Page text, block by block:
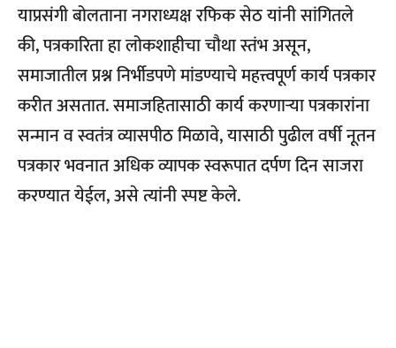
याप्रसंगी बोलताना नगराध्यक्ष रफिक सेठ यांनी सांगितले
की, पत्रकारिता हा लोकशाहीचा चौथा स्तंभ असून,
समाजातील प्रश्न निर्भीडपणे मांडण्याचे महत्त्वपूर्ण कार्य पत्रकार
करीत असतात. समाजहितासाठी कार्य करणाऱ्या पत्रकारांना
सन्मान व स्वतंत्र व्यासपीठ मिळावे, यासाठी पुढील वर्षी नूतन
पत्रकार भवनात अधिक व्यापक स्वरूपात दर्पण दिन साजरा
करण्यात येईल, असे त्यांनी स्पष्ट केले.